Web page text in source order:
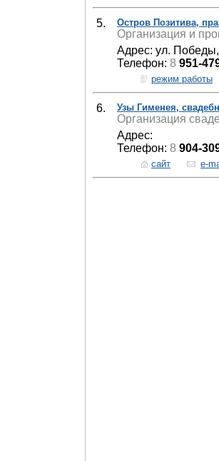
5. Остров Позитива,
Организация и
Адрес: ул.
Телефон: 8 951-
режим работы
6. Узы Гименея,
Организация
Адрес:
Телефон: 8 904-
сайт e-